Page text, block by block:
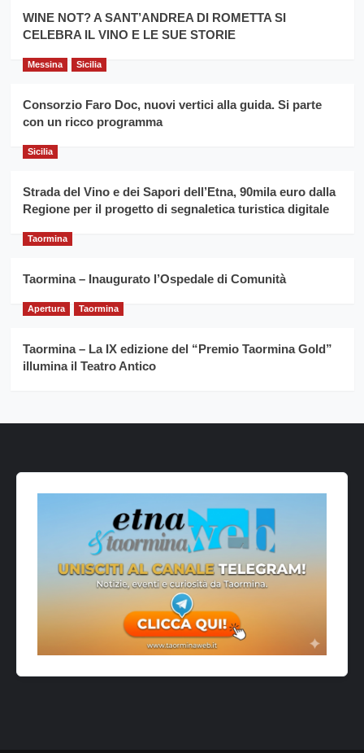
la
filiera
grano
per
il
anno
Franco
Caruso
WINE NOT? A SANT’ANDREA DI ROMETTA SI
CELEBRA IL VINO E LE SUE STORIE
Messina Sicilia
Consorzio Faro Doc, nuovi vertici alla guida. Si parte
con un ricco programma
Sicilia
Strada del Vino e dei Sapori dell’Etna, 90mila euro dalla
Regione per il progetto di segnaletica turistica digitale
Taormina
Taormina – Inaugurato l’Ospedale di Comunità
Apertura Taormina
Taormina – La IX edizione del “Premio Taormina Gold”
illumina il Teatro Antico